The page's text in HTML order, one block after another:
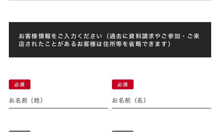
お客様情報をご入力ください（過去に資料請求やご参加・ご来
店されたことがあるお客様は住所等を省略できます）
お名前（姓） お名前（名）